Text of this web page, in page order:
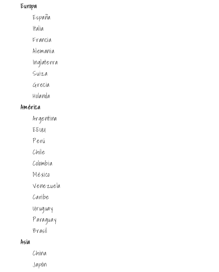
Europa
España
Italia
Francia
Alemania
Inglaterra
Suiza
Grecia
Holanda
América
Argentina
EEUU
Perú
Chile
Colombia
México
Venezuela
Caribe
Uruguay
Paraguay
Brasil
Asia
China
Japón